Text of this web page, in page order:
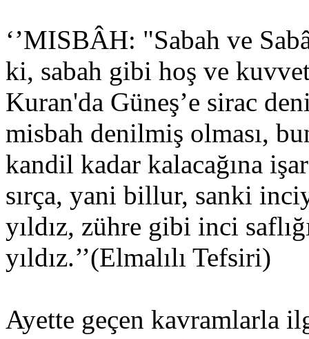
‘’MISBÂH: "Sabah ve
ki, sabah gibi hoş ve
Kuran'da Güneş’e sirac
misbah denilmiş olması,
kandil kadar kalacağına
sırça, yani billur, sanki
yıldız, zühre gibi inci
yıldız.’’(Elmalılı Tefsiri)
Ayette geçen kavramlarla